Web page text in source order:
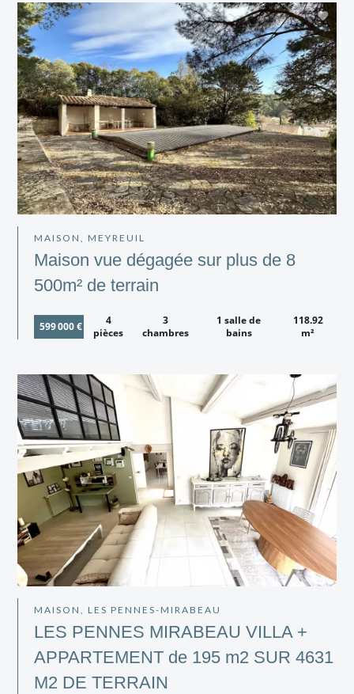
MAISON, MEYREUIL
Maison vue dégagée sur plus de 8
500m² de terrain
599 000 €
4
pièces
3
chambres
1 salle de
bains
118.92
m²
MAISON, LES PENNES-MIRABEAU
LES PENNES MIRABEAU VILLA +
APPARTEMENT de 195 m2 SUR 4631
M2 DE TERRAIN